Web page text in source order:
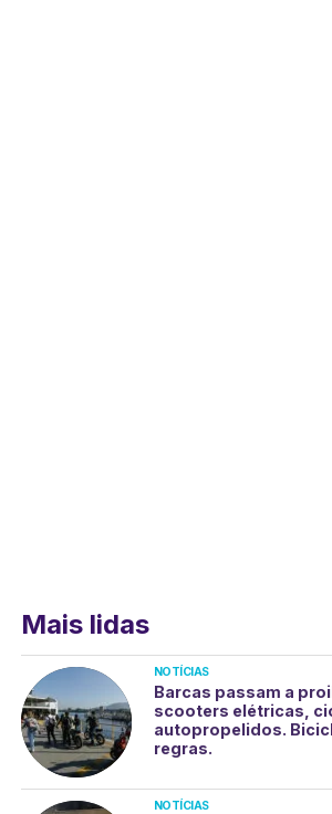
Mais lidas
NOTÍCIAS
Barcas passam a
scooters elétricas,
autopropelidos.
regras.
NOTÍCIAS